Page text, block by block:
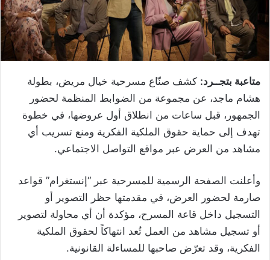
متاعبة بتجــرد: كشف صنّاع مسرحية خيال مريض، بطولة
هشام ماجد، عن مجموعة من الضوابط المنظمة لحضور
الجمهور، قبل ساعات من انطلاق أول عروضها، في خطوة
تهدف إلى حماية حقوق الملكية الفكرية ومنع تسريب أي
مشاهد من العرض عبر مواقع التواصل الاجتماعي.
وأعلنت الصفحة الرسمية للمسرحية عبر “إنستغرام” قواعد
صارمة لحضور العرض، في مقدمتها حظر التصوير أو
التسجيل داخل قاعة المسرح، مؤكدة أن أي محاولة لتصوير
أو تسجيل مشاهد من العمل تُعد انتهاكاً لحقوق الملكية
الفكرية، وقد تعرّض صاحبها للمساءلة القانونية.